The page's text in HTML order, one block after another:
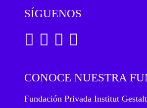
SÍGUENOS
CONOCE NUESTRA
Fundación Privada Institut Gestalt